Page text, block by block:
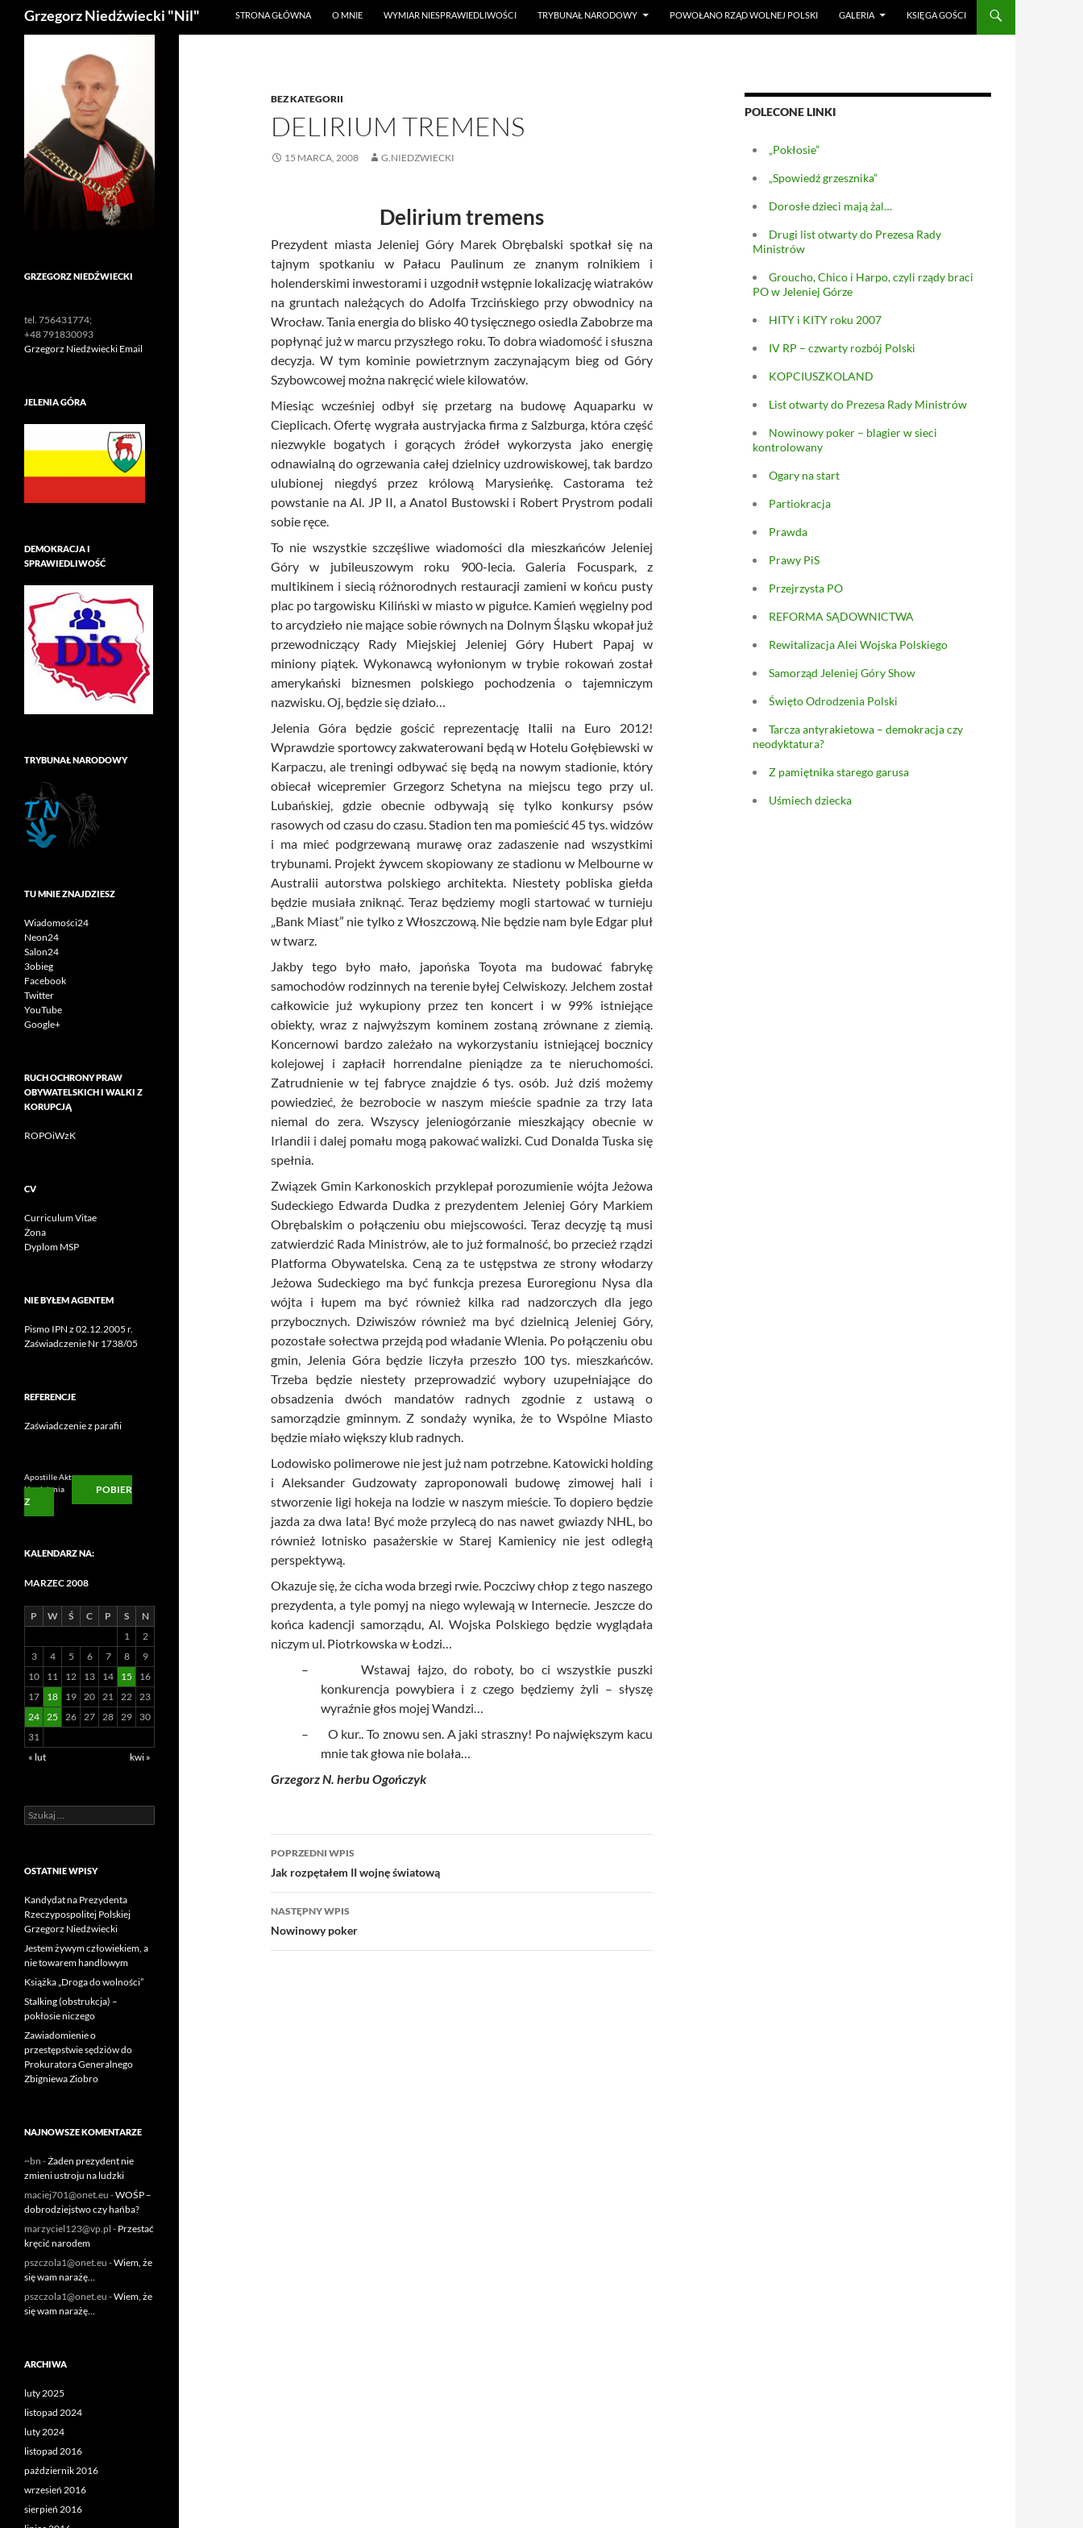
Grzegorz Niedźwiecki "Nil" STRONA GŁÓWNA O MNIE WYMIAR NIESPRAWIEDLIWOŚCI TRYBUNAŁ NARODOWY POWOŁANO RZĄD WOLNEJ POLSKI GALERIA KSIĘGA GOŚCI
BEZ KATEGORII
DELIRIUM TREMENS
15 MARCA, 2008 G.NIEDZWIECKI
Delirium tremens
Prezydent miasta Jeleniej Góry Marek Obrębalski spotkał się na
tajnym spotkaniu w Pałacu Paulinum ze znanym rolnikiem i
holenderskimi inwestorami i uzgodnił wstępnie lokalizację wiatraków
na gruntach należących do Adolfa Trzcińskiego przy obwodnicy na
Wrocław. Tania energia do blisko 40 tysięcznego osiedla Zabobrze ma
popłynąć już w marcu przyszłego roku. To dobra wiadomość i słuszna
decyzja. W tym kominie powietrznym zaczynającym bieg od Góry
Szybowcowej można nakręcić wiele kilowatów.
Miesiąc wcześniej odbył się przetarg na budowę Aquaparku w
Cieplicach. Ofertę wygrała austryjacka firma z Salzburga, która część
niezwykle bogatych i gorących źródeł wykorzysta jako energię
odnawialną do ogrzewania całej dzielnicy uzdrowiskowej, tak bardzo
ulubionej niegdyś przez królową Marysieńkę. Castorama też
powstanie na Al. JP II, a Anatol Bustowski i Robert Prystrom podali
sobie ręce.
To nie wszystkie szczęśliwe wiadomości dla mieszkańców Jeleniej
Góry w jubileuszowym roku 900-lecia. Galeria Focuspark, z
multikinem i siecią różnorodnych restauracji zamieni w końcu pusty
plac po targowisku Kiliński w miasto w pigułce. Kamień węgielny pod
to arcydzieło nie mające sobie równych na Dolnym Śląsku wkopał już
przewodniczący Rady Miejskiej Jeleniej Góry Hubert Papaj w
miniony piątek. Wykonawcą wyłonionym w trybie rokowań został
amerykański biznesmen polskiego pochodzenia o tajemniczym
nazwisku. Oj, będzie się działo…
Jelenia Góra będzie gościć reprezentację Italii na Euro 2012!
Wprawdzie sportowcy zakwaterowani będą w Hotelu Gołębiewski w
Karpaczu, ale treningi odbywać się będą na nowym stadionie, który
obiecał wicepremier Grzegorz Schetyna na miejscu tego przy ul.
Lubańskiej, gdzie obecnie odbywają się tylko konkursy psów
rasowych od czasu do czasu. Stadion ten ma pomieścić 45 tys. widzów
i ma mieć podgrzewaną murawę oraz zadaszenie nad wszystkimi
trybunami. Projekt żywcem skopiowany ze stadionu w Melbourne w
Australii autorstwa polskiego architekta. Niestety pobliska giełda
będzie musiała zniknąć. Teraz będziemy mogli startować w turnieju
„Bank Miast” nie tylko z Włoszczową. Nie będzie nam byle Edgar pluł
w twarz.
Jakby tego było mało, japońska Toyota ma budować fabrykę
samochodów rodzinnych na terenie byłej Celwiskozy. Jelchem został
całkowicie już wykupiony przez ten koncert i w 99% istniejące
obiekty, wraz z najwyższym kominem zostaną zrównane z ziemią.
Koncernowi bardzo zależało na wykorzystaniu istniejącej bocznicy
kolejowej i zapłacił horrendalne pieniądze za te nieruchomości.
Zatrudnienie w tej fabryce znajdzie 6 tys. osób. Już dziś możemy
powiedzieć, że bezrobocie w naszym mieście spadnie za trzy lata
niemal do zera. Wszyscy jeleniogórzanie mieszkający obecnie w
Irlandii i dalej pomału mogą pakować walizki. Cud Donalda Tuska się
spełnia.
Związek Gmin Karkonoskich przyklepał porozumienie wójta Jeżowa
Sudeckiego Edwarda Dudka z prezydentem Jeleniej Góry Markiem
Obrębalskim o połączeniu obu miejscowości. Teraz decyzję tą musi
zatwierdzić Rada Ministrów, ale to już formalność, bo przecież rządzi
Platforma Obywatelska. Ceną za te ustępstwa ze strony włodarzy
Jeżowa Sudeckiego ma być funkcja prezesa Euroregionu Nysa dla
wójta i łupem ma być również kilka rad nadzorczych dla jego
przybocznych. Dziwiszów również ma być dzielnicą Jeleniej Góry,
pozostałe sołectwa przejdą pod władanie Wlenia. Po połączeniu obu
gmin, Jelenia Góra będzie liczyła przeszło 100 tys. mieszkańców.
Trzeba będzie niestety przeprowadzić wybory uzupełniające do
obsadzenia dwóch mandatów radnych zgodnie z ustawą o
samorządzie gminnym. Z sondaży wynika, że to Wspólne Miasto
będzie miało większy klub radnych.
Lodowisko polimerowe nie jest już nam potrzebne. Katowicki holding
i Aleksander Gudzowaty zaproponowali budowę zimowej hali i
stworzenie ligi hokeja na lodzie w naszym mieście. To dopiero będzie
jazda za dwa lata! Być może przylecą do nas nawet gwiazdy NHL, bo
również lotnisko pasażerskie w Starej Kamienicy nie jest odległą
perspektywą.
Okazuje się, że cicha woda brzegi rwie. Poczciwy chłop z tego naszego
prezydenta, a tyle pomyj na niego wylewają w Internecie. Jeszcze do
końca kadencji samorządu, Al. Wojska Polskiego będzie wyglądała
niczym ul. Piotrkowska w Łodzi…
–
Wstawaj łajzo, do roboty, bo ci wszystkie puszki
konkurencja powybiera i z czego będziemy żyli – słyszę
wyraźnie głos mojej Wandzi…
–
O kur.. To znowu sen. A jaki straszny! Po największym kacu
mnie tak głowa nie bolała…
Grzegorz N. herbu Ogończyk
Nawigacja
wpisu
POPRZEDNI WPIS
Jak rozpętałem II wojnę światową
NASTĘPNY WPIS
Nowinowy poker
POLECONE LINKI
„Pokłosie”
„Spowiedź grzesznika”
Dorosłe dzieci mają żal…
Drugi list otwarty do Prezesa Rady
Ministrów
Groucho, Chico i Harpo, czyli rządy braci
PO w Jeleniej Górze
HITY i KITY roku 2007
IV RP – czwarty rozbój Polski
KOPCIUSZKOLAND
List otwarty do Prezesa Rady Ministrów
Nowinowy poker – blagier w sieci
kontrolowany
Ogary na start
Partiokracja
Prawda
Prawy PiS
Przejrzysta PO
REFORMA SĄDOWNICTWA
Rewitalizacja Alei Wojska Polskiego
Samorząd Jeleniej Góry Show
Święto Odrodzenia Polski
Tarcza antyrakietowa – demokracja czy
neodyktatura?
Z pamiętnika starego garusa
Uśmiech dziecka
GRZEGORZ NIEDŹWIECKI
tel. 756431774;
+48 791830093
Grzegorz Niedźwiecki Email
JELENIA GÓRA
DEMOKRACJA I
SPRAWIEDLIWOŚĆ
TRYBUNAŁ NARODOWY
TU MNIE ZNAJDZIESZ
Wiadomości24
Neon24
Salon24
3obieg
Facebook
Twitter
YouTube
Google+
RUCH OCHRONY PRAW
OBYWATELSKICH I WALKI Z
KORUPCJĄ
ROPOiWzK
CV
Curriculum Vitae
Żona
Dyplom MSP
NIE BYŁEM AGENTEM
Pismo IPN z 02.12.2005 r.
Zaświadczenie Nr 1738/05
REFERENCJE
Zaświadczenie z parafii
Apostille Aktu
Urodzienia
POBIER
Z
KALENDARZ NA:
MARZEC 2008
P W Ś C P S
N
1
2
3
4 5 6 7 8
9
10
11 12 13 14 15
16
17
18 19 20 21 22 23
24 25 26 27 28 29
30
31
« lut
kwi »
Szukaj:
OSTATNIE WPISY
Kandydat na Prezydenta
Rzeczypospolitej Polskiej
Grzegorz Niedźwiecki
Jestem żywym człowiekiem, a
nie towarem handlowym
Książka „Droga do wolności”
Stalking (obstrukcja) –
pokłosie niczego
Zawiadomienie o
przestępstwie sędziów do
Prokuratora Generalnego
Zbigniewa Ziobro
NAJNOWSZE KOMENTARZE
~bn -Żaden prezydent nie
zmieni ustroju na ludzki
maciej701@onet.eu -WOŚP –
dobrodziejstwo czy hańba?
marzyciel123@vp.pl - Przestać
kręcić narodem
pszczola1@onet.eu -Wiem, że
się wam narażę…
pszczola1@onet.eu -Wiem, że
się wam narażę…
ARCHIWA
luty 2025
listopad 2024
luty 2024
listopad 2016
październik 2016
wrzesień 2016
sierpień 2016